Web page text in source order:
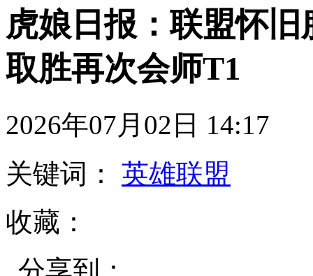
虎娘日报：联盟怀
取胜再次会师T1
2026年07月02日
关键词：
英雄联盟
收藏：
分享到：